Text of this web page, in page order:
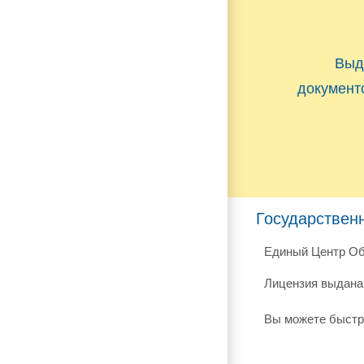
Единый Центр
Лицензия
Вы можете